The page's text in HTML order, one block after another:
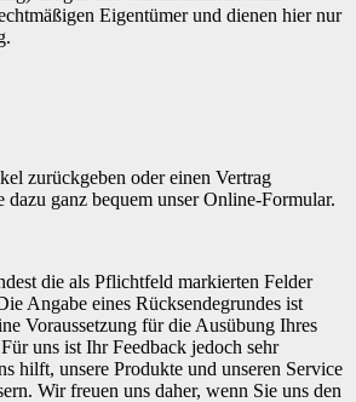
Eigentümer und dienen hier nur
zurückgeben oder einen Vertrag
ganz bequem unser Online-Formular.
die als Pflichtfeld markierten Felder
Angabe eines Rücksendegrundes ist
Voraussetzung für die Ausübung Ihres
uns ist Ihr Feedback jedoch sehr
hilft, unsere Produkte und unseren Service
Wir freuen uns daher, wenn Sie uns den